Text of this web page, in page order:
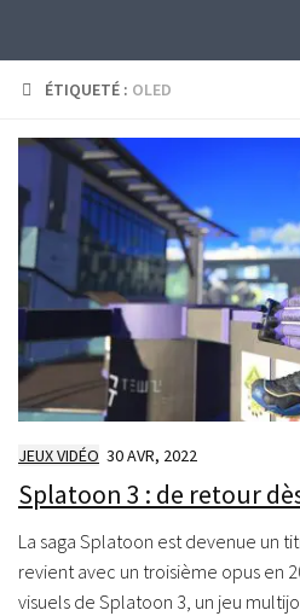
ÉTIQUETÉ : OLED
JEUX VIDÉO 30 AVR, 2022
Splatoon 3 : de retour
La saga Splatoon est devenue un
revient avec un troisième opus en
visuels de Splatoon 3, un jeu